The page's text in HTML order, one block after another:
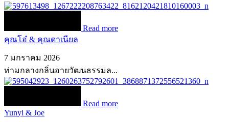
Read more
คุณโอ๋ & คุณดาเนียล
7 มกราคม 2026
ท่ามกลางกลิ่นอายวัฒนธรรมล...
Read more
Yunyi & Joe